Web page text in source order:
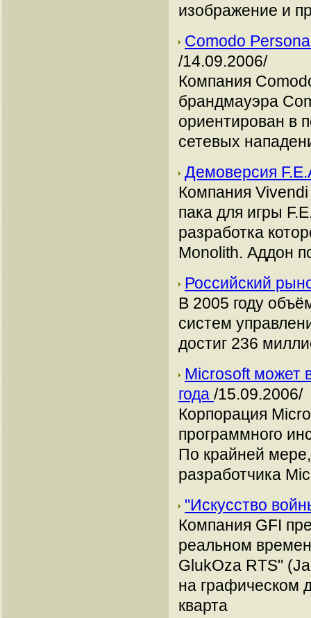
изображение и
Comodo
/14.09.2006/
Компания
брандмауэра
ориентирован в
сетевых
Демоверсия
Компания
пака для игры
разработка
Monolith. Аддон
Российский
В 2005 году
систем
достиг 236
Microsoft может
года /15.09.2006/
Корпорация
программного
По крайней
разработчика
"Искусство
Компания GFI
реальном
GlukOza RTS"
на графическом
кварта